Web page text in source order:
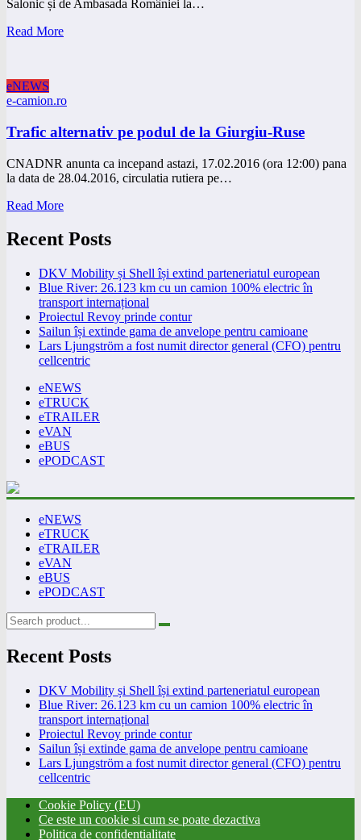
Salonic și de Ambasada României la…
Read More
eNEWS
e-camion.ro
Trafic alternativ pe podul de la Giurgiu-Ruse
CNADNR anunta ca incepand astazi, 17.02.2016 (ora 12:00) pana
la data de 28.04.2016, circulatia rutiera pe…
Read More
Recent Posts
DKV Mobility și Shell își extind parteneriatul european
Blue River: 26.123 km cu un camion 100% electric în
transport internațional
Proiectul Revoy prinde contur
Sailun își extinde gama de anvelope pentru camioane
Lars Ljungström a fost numit director general (CFO) pentru
cellcentric
eNEWS
eTRUCK
eTRAILER
eVAN
eBUS
ePODCAST
eNEWS
eTRUCK
eTRAILER
eVAN
eBUS
ePODCAST
Recent Posts
DKV Mobility și Shell își extind parteneriatul european
Blue River: 26.123 km cu un camion 100% electric în
transport internațional
Proiectul Revoy prinde contur
Sailun își extinde gama de anvelope pentru camioane
Lars Ljungström a fost numit director general (CFO) pentru
cellcentric
Cookie Policy (EU)
Ce este un cookie si cum se poate dezactiva
Politica de confidentialitate